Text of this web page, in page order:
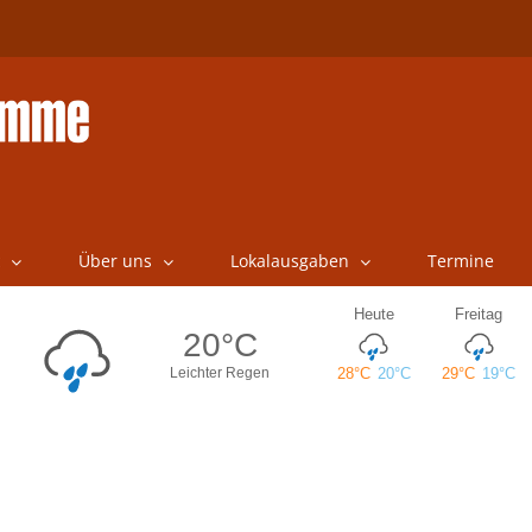
Über uns Lokalausgaben Termine